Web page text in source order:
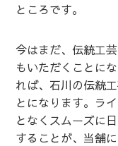
ところです。
今はまだ、伝統工
もいただくことに
れば、石川の伝統
とになります。ラ
となくスムーズに
することが、当舗